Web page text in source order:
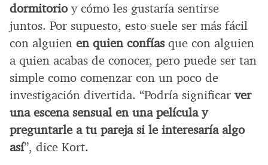
dormitorioy cómo les gustaría sentirse
juntos. Por supuesto, esto suele ser más fácil
con alguien en quien confíasque con alguien
a quien acabas de conocer, pero puede ser tan
simple como comenzar con un poco de
investigación divertida. “Podría significar ver
una escena sensual en una película y
preguntarle a tu pareja si le interesaría algo
así”, dice Kort.